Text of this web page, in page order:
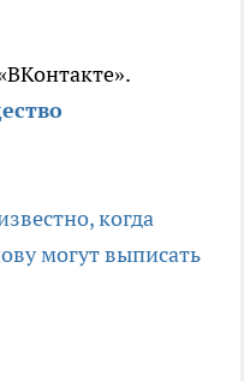
когда
могут выписать